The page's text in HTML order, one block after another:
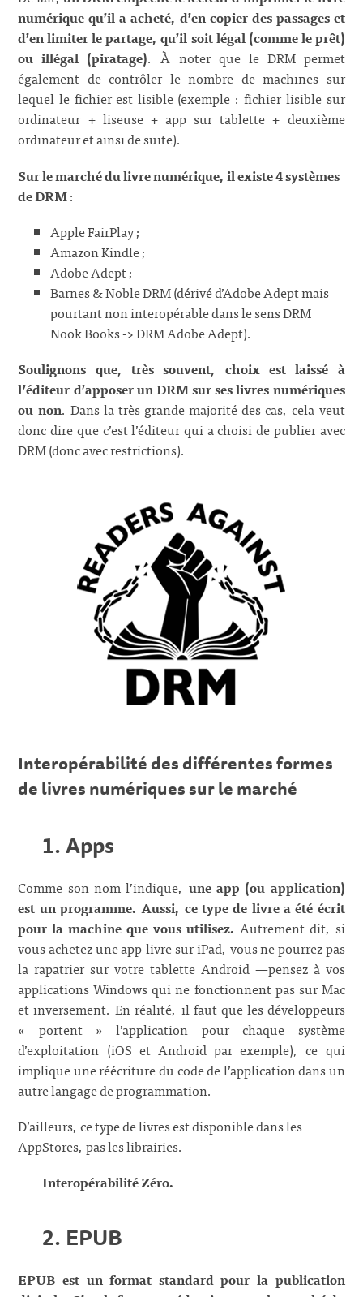
numérique qu’il a acheté, d’en copier des passages et
d’en limiter le partage, qu’il soit légal (comme le prêt)
ou illégal (piratage). À noter que le DRM permet
également de contrôler le nombre de machines sur
lequel le fichier est lisible (exemple : fichier lisible sur
ordinateur + liseuse + app sur tablette + deuxième
ordinateur et ainsi de suite).
Sur le marché du livre numérique, il existe 4 systèmes
de DRM:
Apple FairPlay ;
Amazon Kindle ;
Adobe Adept ;
Barnes & Noble DRM (dérivé d’Adobe Adept mais
pourtant non interopérable dans le sens DRM
Nook Books -> DRM Adobe Adept).
Soulignons que, très souvent, choix est laissé à
l’éditeur d’apposer un DRM sur ses livres numériques
ou non. Dans la très grande majorité des cas, cela veut
donc dire que c’est l’éditeur qui a choisi de publier avec
DRM (donc avec restrictions).
Interopérabilité des différentes formes
de livres numériques sur le marché
1. Apps
Comme son nom l’indique, une app (ou application)
est un programme. Aussi, ce type de livre a été écrit
pour la machine que vous utilisez. Autrement dit, si
vous achetez une app-livre sur iPad, vous ne pourrez pas
la rapatrier sur votre tablette Android —pensez à vos
applications Windows qui ne fonctionnent pas sur Mac
et inversement. En réalité, il faut que les développeurs
« portent » l’application pour chaque système
d’exploitation (iOS et Android par exemple), ce qui
implique une réécriture du code de l’application dans un
autre langage de programmation.
D’ailleurs, ce type de livres est disponible dans les
AppStores, pas les librairies.
Interopérabilité Zéro.
2. EPUB
EPUB est un format standard pour la publication